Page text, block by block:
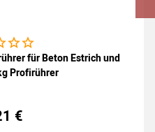
Bewertungen abgegeben
für Beton Estrich und
Profirührer
€